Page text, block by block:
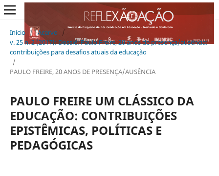
Início / Acervo
/
v. 25 n. 2 (2017): Dossiê: Paulo Freire, 20 anos de presença/ausência:
contribuições para desafios atuais da educação
/
PAULO FREIRE, 20 ANOS DE PRESENÇA/AUSÊNCIA
PAULO FREIRE UM CLÁSSICO DA
EDUCAÇÃO: CONTRIBUIÇÕES
EPISTÊMICAS, POLÍTICAS E
PEDAGÓGICAS